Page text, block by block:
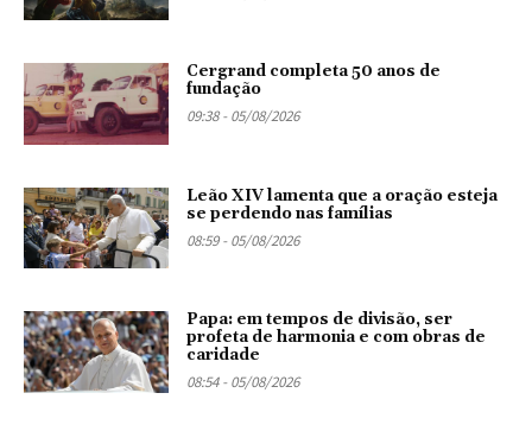
Cergrand completa 50 anos de
fundação
09:38 - 05/08/2026
Leão XIV lamenta que a oração esteja
se perdendo nas famílias
08:59 - 05/08/2026
Papa: em tempos de divisão, ser
profeta de harmonia e com obras de
caridade
08:54 - 05/08/2026